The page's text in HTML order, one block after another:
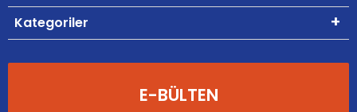
Kategoriler
E-BÜLTEN